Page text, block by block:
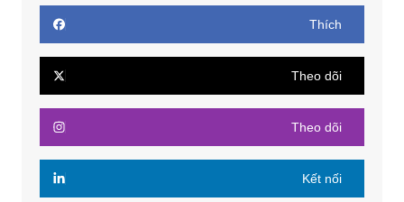
Thích
Theo dõi
Theo dõi
Kết nối